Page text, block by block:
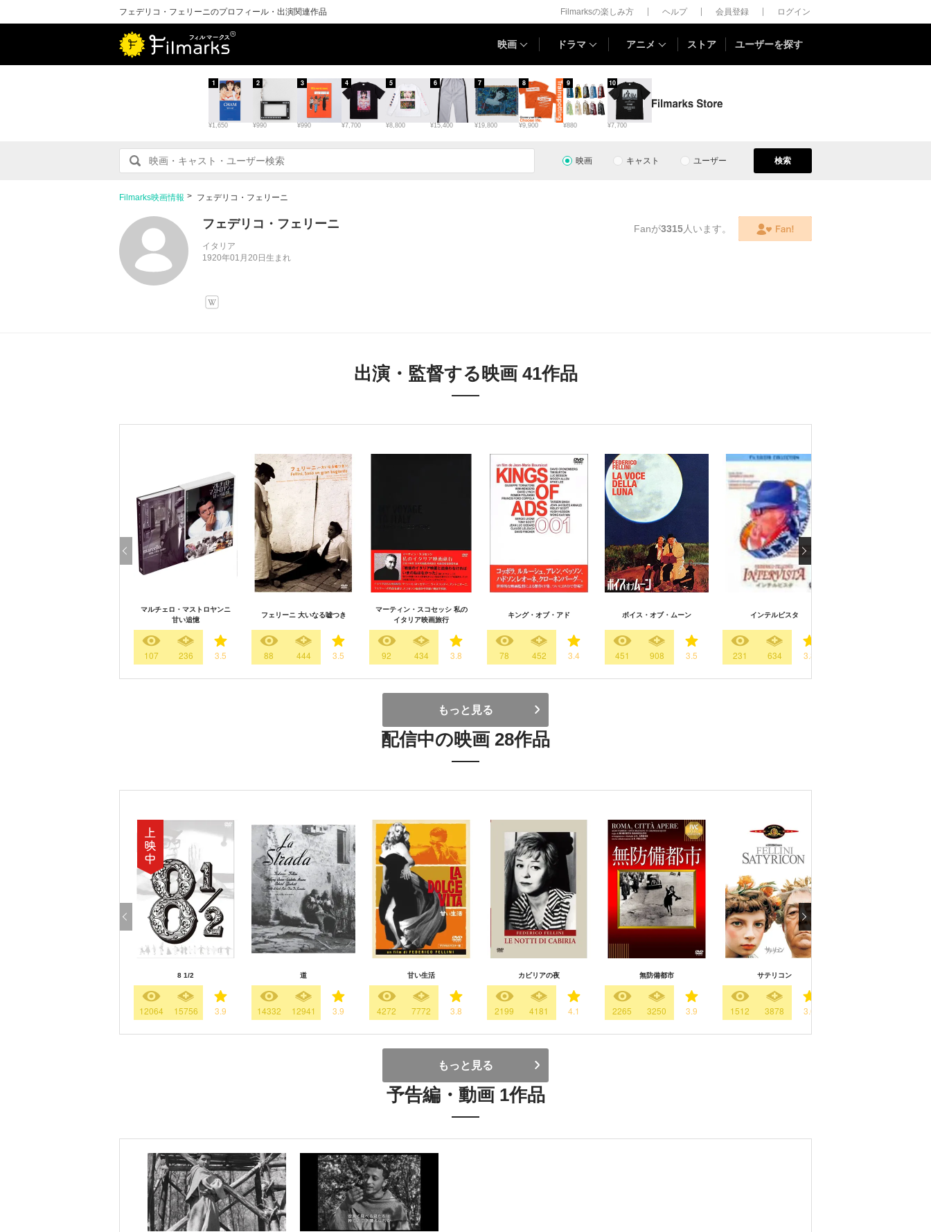
フェデリコ・フェリーニのプロフィール・出演関連作品 Filmarksの楽しみ方 ヘルプ 会員登録 ログイン
映画 ドラマ アニメ ストア ユーザーを探す
¥1,650
1
¥990
2
¥990
3
¥7,700
4
¥8,800
5
¥15,400
6
¥19,800
7
¥9,900
8
¥880
9
¥7,700
10
映画 キャスト ユーザー 検索
Filmarks映画情報 フェデリコ・フェリーニ
フェデリコ・フェリーニ
イタリア
1920年01月20日生まれ
Fanが3315人います。
出演・監督する映画 41作品
マルチェロ・マストロヤンニ
甘い追憶
107 236 3.5
フェリーニ 大いなる嘘つき
88 444 3.5
マーティン・スコセッシ 私の
イタリア映画旅行
92 434 3.8
キング・オブ・アド
78 452 3.4
ボイス・オブ・ムーン
451 908 3.5
インテルビスタ
231 634 3.8
もっと見る
配信中の映画 28作品
8 1/2
12064 15756 3.9
道
14332 12941 3.9
甘い生活
4272 7772 3.8
カビリアの夜
2199 4181 4.1
無防備都市
2265 3250 3.9
サテリコン
1512 3878 3.6
もっと見る
予告編・動画 1作品